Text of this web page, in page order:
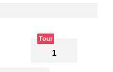
Tour
1